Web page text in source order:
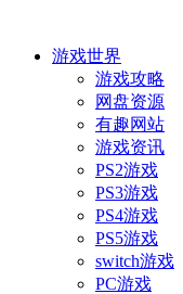
游戏世界
游戏攻略
网盘资源
有趣网站
游戏资讯
PS2游戏
PS3游戏
PS4游戏
PS5游戏
switch游戏
PC游戏